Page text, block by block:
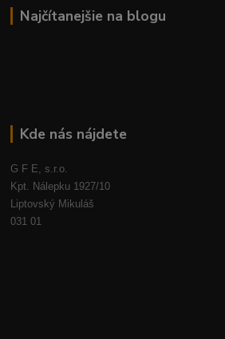
Najčítanejšie na blogu
Kde nás nájdete
G F E, s.r.o.
Kpt. Nálepku 1927/10
Liptovský Mikuláš
031 01